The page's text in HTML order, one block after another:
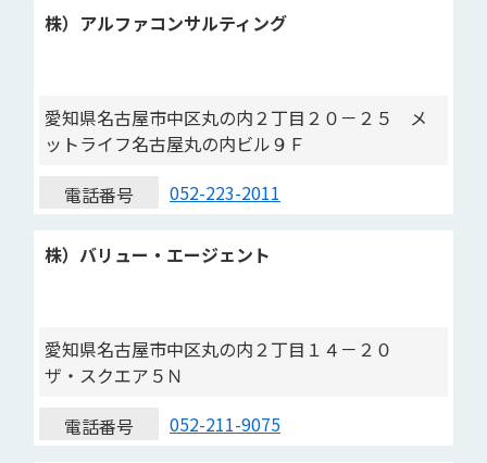
株）アルファコンサルティング
愛知県名古屋市中区丸の内２丁目２０－２５ メ
ットライフ名古屋丸の内ビル９Ｆ
電話番号
052-223-2011
株）バリュー・エージェント
愛知県名古屋市中区丸の内２丁目１４－２０
ザ・スクエア５Ｎ
電話番号
052-211-9075